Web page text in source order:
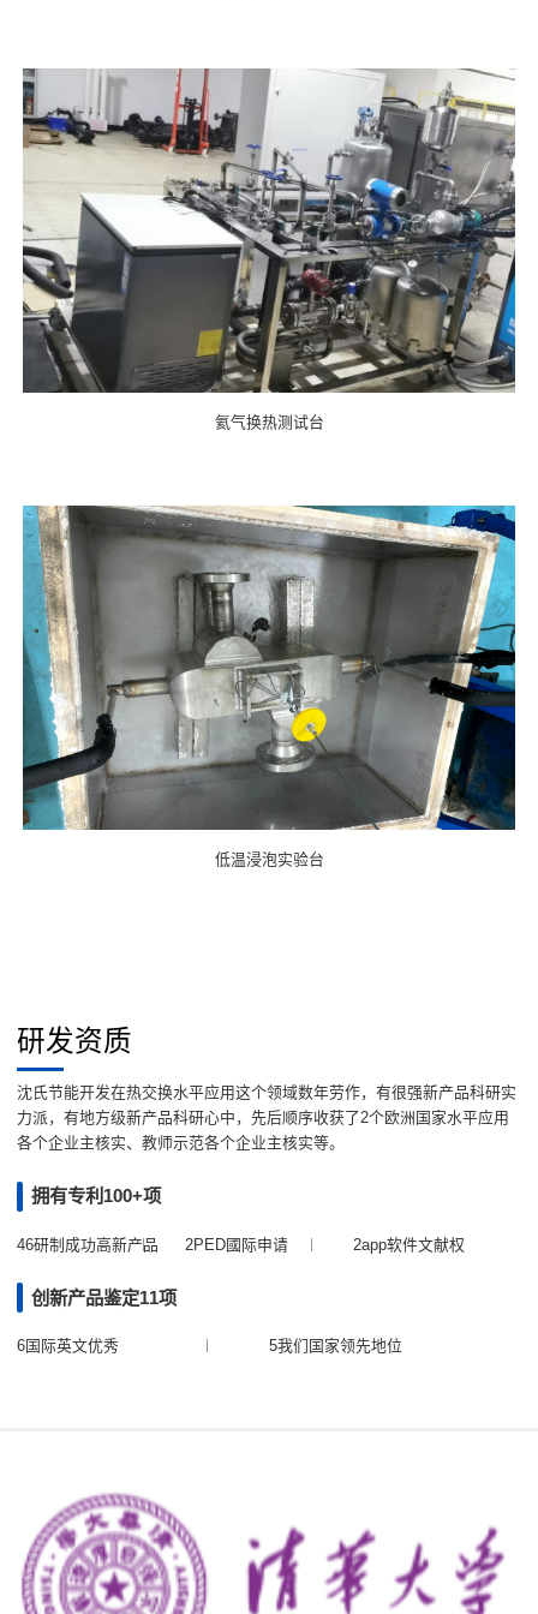
氦气换热测试台
低温浸泡实验台
研发资质
沈氏节能开发在热交换水平应用这个领域数年劳作，有很强新产品科研实
力派，有地方级新产品科研心中，先后顺序收获了2个欧洲国家水平应用
各个企业主核实、教师示范各个企业主核实等。
拥有专利100+项
46研制成功高新产品 2PED國际申请 2app软件文献权
创新产品鉴定11项
6国际英文优秀 5我们国家领先地位